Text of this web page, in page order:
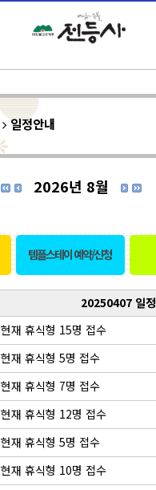
일정안내
2026년 8월
템플스테이 예약/신청
20250407 일정
현재 휴식형 15명 접수
현재 휴식형 5명 접수
현재 휴식형 7명 접수
현재 휴식형 12명 접수
현재 휴식형 5명 접수
현재 휴식형 10명 접수